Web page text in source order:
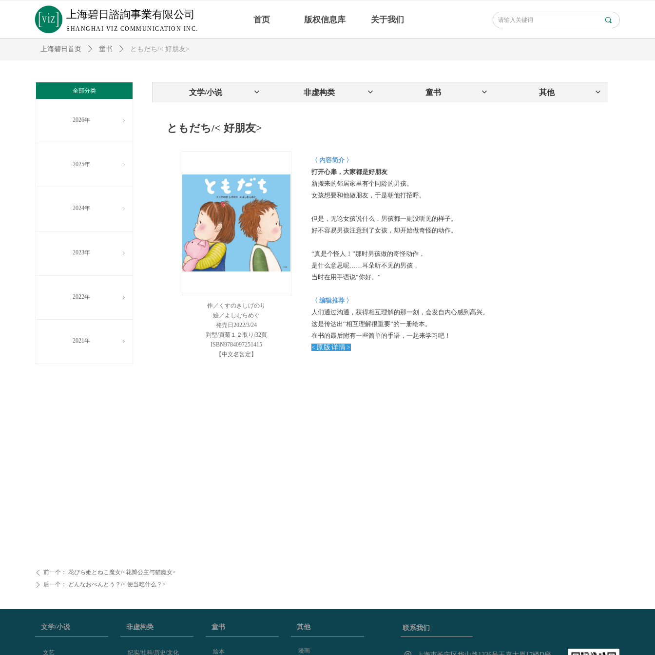
首页 版权信息库 关于我们 끠
上海碧日諮詢事業有限公司
SHANGHAI VIZ COMMUNICATION INC.
上海碧日首页 ꄲ 童书 ꄲ ともだち/< 好朋友>
〈 内容简介 〉
打开心扉，大家都是好朋友
新搬来的邻居家里有个同龄的男孩。
女孩想要和他做朋友，于是朝他打招呼。
但是，无论女孩说什么，男孩都一副没听见的样子。
好不容易男孩注意到了女孩，却开始做奇怪的动作。
“真是个怪人！”那时男孩做的奇怪动作，
是什么意思呢……耳朵听不见的男孩，
当时在用手语说“你好。”
〈 编辑推荐 〉
人们通过沟通，获得相互理解的那一刻，会发自内心感到高兴。
这是传达出“相互理解很重要”的一册绘本。
在书的最后附有一些简单的手语，一起来学习吧！
< 原版 详情>
作／くすのきしげのり
絵／よしむらめぐ
発売日2022/3/24
判型/頁菊１２取り/32頁
ISBN9784097251415
【中文名暂定】
ꄴ 前一个： 花びら姫とねこ魔女/<花瓣公主与猫魔女>
ꄲ 后一个： どんなおべんとう？/< 便当吃什么？>
ともだち/< 好朋友>
全部分类
ꁇ
2026年
ꁇ
2025年
ꁇ
2024年
ꁇ
2023年
ꁇ
2022年
ꁇ
2021年
ꀁ
文学/小说 ꀁ
非虚构类 ꀁ
童书 ꀁ
其他
文学/小说
文艺
非虚构类
纪实/社科/历史/文化
童书
绘本
其他
漫画
联系我们